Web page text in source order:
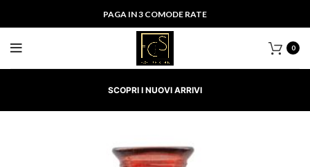
PAGA IN 3 COMODE RATE
0
SCOPRI I NUOVI ARRIVI